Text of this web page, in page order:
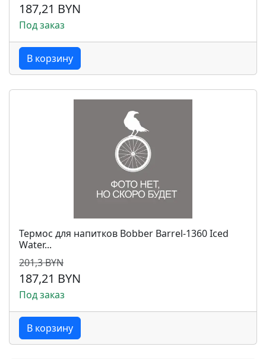
187,21 BYN
Под заказ
В корзину
Термос для напитков Bobber Barrel-1360 Iced
Water...
201,3 BYN
187,21 BYN
Под заказ
В корзину